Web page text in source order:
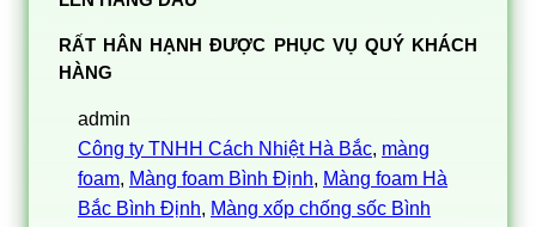
RẤT HÂN HẠNH ĐƯỢC PHỤC VỤ QUÝ KHÁCH
HÀNG
admin
Công ty TNHH Cách Nhiệt Hà Bắc, màng
foam, Màng foam Bình Định, Màng foam Hà
Bắc Bình Định, Màng xốp chống sốc Bình